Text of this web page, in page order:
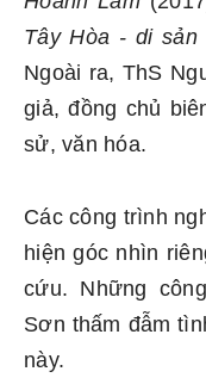
Tây Hòa - di sản
Ngoài ra, ThS
giả, đồng chủ
sử, văn hóa.
Các công trình
hiện góc nhìn
cứu. Những
Sơn thấm đẫm
này.